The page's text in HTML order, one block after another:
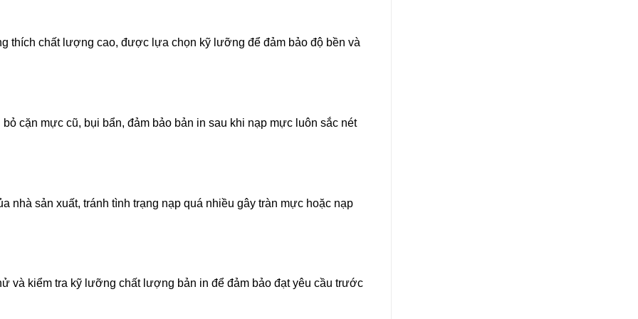
thích chất lượng cao, được lựa chọn kỹ lưỡng để đảm bảo độ bền và
cặn mực cũ, bụi bẩn, đảm bảo bản in sau khi nạp mực luôn sắc nét
nhà sản xuất, tránh tình trạng nạp quá nhiều gây tràn mực hoặc nạp
và kiểm tra kỹ lưỡng chất lượng bản in để đảm bảo đạt yêu cầu trước